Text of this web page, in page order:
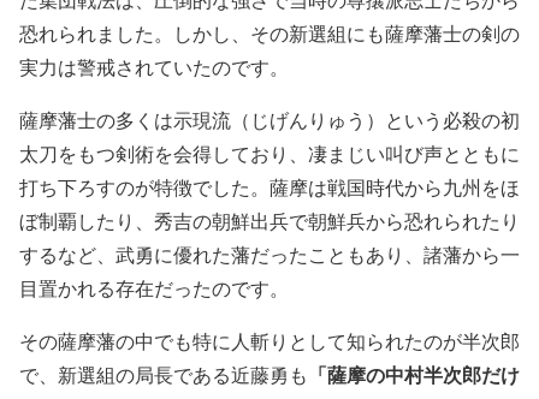
恐れられました。しかし、その新選組にも薩摩藩士の剣の
実力は警戒されていたのです。
薩摩藩士の多くは示現流（じげんりゅう）という必殺の初
太刀をもつ剣術を会得しており、凄まじい叫び声とともに
打ち下ろすのが特徴でした。薩摩は戦国時代から九州をほ
ぼ制覇したり、秀吉の朝鮮出兵で朝鮮兵から恐れられたり
するなど、武勇に優れた藩だったこともあり、諸藩から一
目置かれる存在だったのです。
その薩摩藩の中でも特に人斬りとして知られたのが半次郎
で、新選組の局長である近藤勇も 「薩摩の中村半次郎だけ